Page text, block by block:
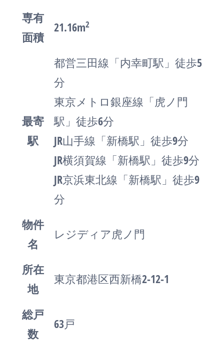
専有
面積
21.16m2
最寄
駅
都営三田線「内幸町駅」徒歩5
分
東京メトロ銀座線「虎ノ門
駅」徒歩6分
JR山手線「新橋駅」徒歩9分
JR横須賀線「新橋駅」徒歩9分
JR京浜東北線「新橋駅」徒歩9
分
物件
名
レジディア虎ノ門
所在
地
東京都港区西新橋2-12-1
総戸
数
63戸